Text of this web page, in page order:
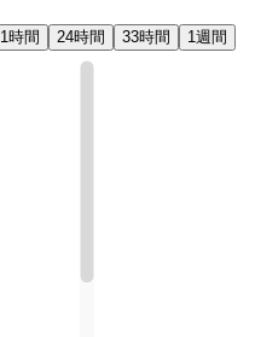
1時間 24時間 33時間 1週間